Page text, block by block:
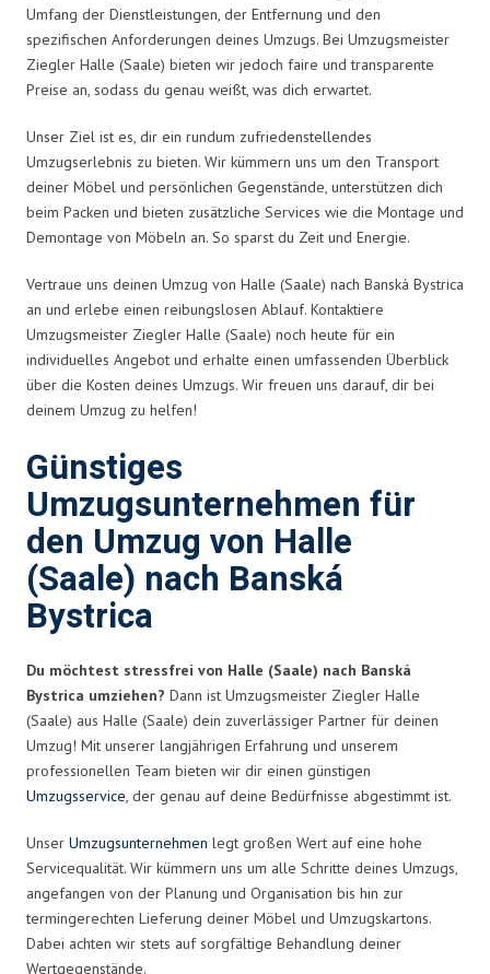
Umfang der Dienstleistungen, der Entfernung und den
spezifischen Anforderungen deines Umzugs. Bei Umzugsmeister
Ziegler Halle (Saale) bieten wir jedoch faire und transparente
Preise an, sodass du genau weißt, was dich erwartet.
Unser Ziel ist es, dir ein rundum zufriedenstellendes
Umzugserlebnis zu bieten. Wir kümmern uns um den Transport
deiner Möbel und persönlichen Gegenstände, unterstützen dich
beim Packen und bieten zusätzliche Services wie die Montage und
Demontage von Möbeln an. So sparst du Zeit und Energie.
Vertraue uns deinen Umzug von Halle (Saale) nach Banská Bystrica
an und erlebe einen reibungslosen Ablauf. Kontaktiere
Umzugsmeister Ziegler Halle (Saale) noch heute für ein
individuelles Angebot und erhalte einen umfassenden Überblick
über die Kosten deines Umzugs. Wir freuen uns darauf, dir bei
deinem Umzug zu helfen!
Günstiges
Umzugsunternehmen für
den Umzug von Halle
(Saale) nach Banská
Bystrica
Du möchtest stressfrei von Halle (Saale) nach Banská
Bystrica umziehen? Dann ist Umzugsmeister Ziegler Halle
(Saale) aus Halle (Saale) dein zuverlässiger Partner für deinen
Umzug! Mit unserer langjährigen Erfahrung und unserem
professionellen Team bieten wir dir einen günstigen
Umzugsservice, der genau auf deine Bedürfnisse abgestimmt ist.
Unser Umzugsunternehmen legt großen Wert auf eine hohe
Servicequalität. Wir kümmern uns um alle Schritte deines Umzugs,
angefangen von der Planung und Organisation bis hin zur
termingerechten Lieferung deiner Möbel und Umzugskartons.
Dabei achten wir stets auf sorgfältige Behandlung deiner
Wertgegenstände.